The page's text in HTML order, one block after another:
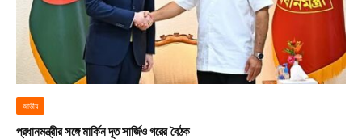
জাতীয়
প্রধানমন্ত্রীর সঙ্গে মার্কিন দূত সার্জিও গরের বৈঠক